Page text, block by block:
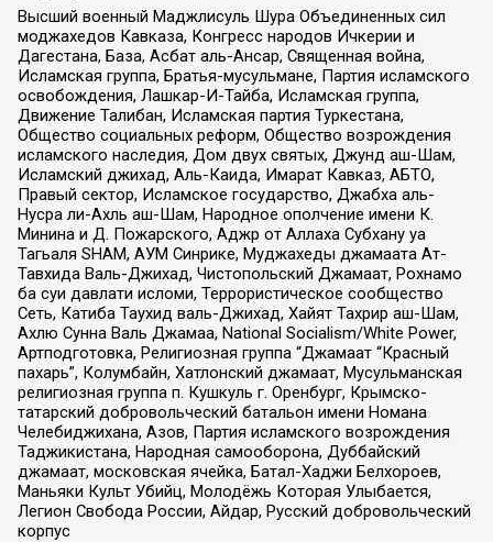
Высший военный Маджлисуль Шура Объединенных сил
моджахедов Кавказа, Конгресс народов Ичкерии и
Дагестана, База, Асбат аль-Ансар, Священная война,
Исламская группа, Братья-мусульмане, Партия исламского
освобождения, Лашкар-И-Тайба, Исламская группа,
Движение Талибан, Исламская партия Туркестана,
Общество социальных реформ, Общество возрождения
исламского наследия, Дом двух святых, Джунд аш-Шам,
Исламский джихад, Аль-Каида, Имарат Кавказ, АБТО,
Правый сектор, Исламское государство, Джабха аль-
Нусра ли-Ахль аш-Шам, Народное ополчение имени К.
Минина и Д. Пожарского, Аджр от Аллаха Субхану уа
Тагьаля SHAM, АУМ Синрике, Муджахеды джамаата Ат-
Тавхида Валь-Джихад, Чистопольский Джамаат, Рохнамо
ба суи давлати исломи, Террористическое сообщество
Сеть, Катиба Таухид валь-Джихад, Хайят Тахрир аш-Шам,
Ахлю Сунна Валь Джамаа, National Socialism/White Power,
Артподготовка, Религиозная группа “Джамаат “Красный
пахарь”, Колумбайн, Хатлонский джамаат, Мусульманская
религиозная группа п. Кушкуль г. Оренбург, Крымско-
татарский добровольческий батальон имени Номана
Челебиджихана, Азов, Партия исламского возрождения
Таджикистана, Народная самооборона, Дуббайский
джамаат, московская ячейка, Батал-Хаджи Белхороев,
Маньяки Культ Убийц, Молодёжь Которая Улыбается,
Легион Свобода России, Айдар, Русский добровольческий
корпус